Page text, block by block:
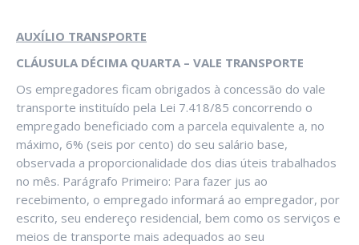
AUXÍLIO TRANSPORTE
CLÁUSULA DÉCIMA QUARTA – VALE TRANSPORTE
Os empregadores ficam obrigados à concessão do vale
transporte instituído pela Lei 7.418/85 concorrendo o
empregado beneficiado com a parcela equivalente a, no
máximo, 6% (seis por cento) do seu salário base,
observada a proporcionalidade dos dias úteis trabalhados
no mês. Parágrafo Primeiro: Para fazer jus ao
recebimento, o empregado informará ao empregador, por
escrito, seu endereço residencial, bem como os serviços e
meios de transporte mais adequados ao seu